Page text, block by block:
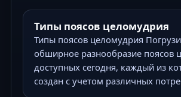
Типы поясов целомудрия
Типы поясов целомудрия
обширное разнообразие поясов
доступных сегодня, каждый из
создан с учетом различных